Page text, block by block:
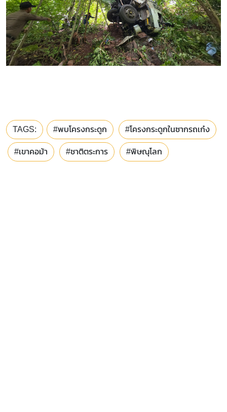
TAGS: #พบโครงกระดูก #โครงกระดูกในซากรถเก๋ง
#เขาคอม้า #ชาติตระการ #พิษณุโลก